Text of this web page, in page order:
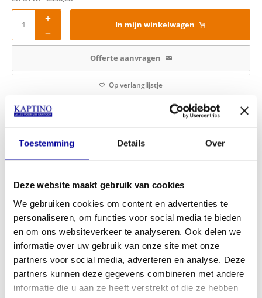
Toestemming Details Over
Deze website maakt gebruik van cookies
We gebruiken cookies om content en advertenties te
personaliseren, om functies voor social media te bieden
en om ons websiteverkeer te analyseren. Ook delen we
informatie over uw gebruik van onze site met onze
partners voor social media, adverteren en analyse. Deze
partners kunnen deze gegevens combineren met andere
informatie die u aan ze heeft verstrekt of die ze hebben
In mijn winkelwagen
Offerte aanvragen
Op verlanglijstje
Productinformatie
Conform NEN EN 1335
Luxe vlakstoffering op zitting en rugleuning Kleur Zwart
Gewichtsregeling
In hoogte verstelbare rugleuning
Verstelbare lendensteun
In hoogte verstelbare armleggers met zachte opdek
Aluminium gepolijst voetenkruis
Multifunctionele wielen, geschikt voor harde en zachte vloeren
Slijtvaste bekleding, 98000 Martindale
5 Jaar Garantie!